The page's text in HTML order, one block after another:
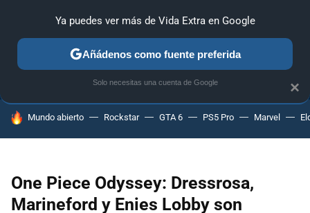
ANÁLISIS GUÍAS Y TRUCOS PC SONY NINTENDO
HOY SE HABLA DE
Mundo abierto Rockstar GTA 6 PS5 Pro Marvel
One Piece Odyssey: Dressrosa,
Marineford y Enies Lobby son
×
Ya puedes ver más de Vida Extra en Google
Añádenos como fuente preferida
Solo necesitas una cuenta de Google